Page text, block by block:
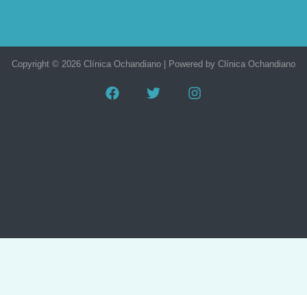
Copyright © 2026 Clínica Ochandiano | Powered by Clínica Ochandiano